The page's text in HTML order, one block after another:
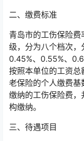
二、缴费标准
青岛市的工伤保险
级，分为八个档次，
0.45%、0.55%、
按照本单位的工资
老保险的个人缴费
缴纳的工伤保险费
构缴纳。
三、待遇项目